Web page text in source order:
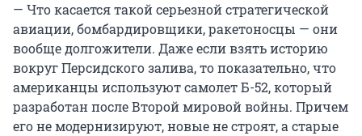
— Что касается такой серьезной стратегической
авиации, бомбардировщики, ракетоносцы — они
вообще долгожители. Даже если взять историю
вокруг Персидского залива, то показательно, что
американцы используют самолет Б-52, который
разработан после Второй мировой войны. Причем
его не модернизируют, новые не строят, а старые